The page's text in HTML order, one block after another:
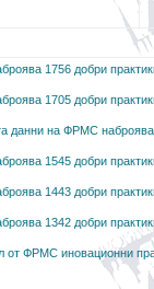
1756 добри
1705 добри
данни на ФРМС
1545 добри
1443 добри
1342 добри
от ФРМС иновационни